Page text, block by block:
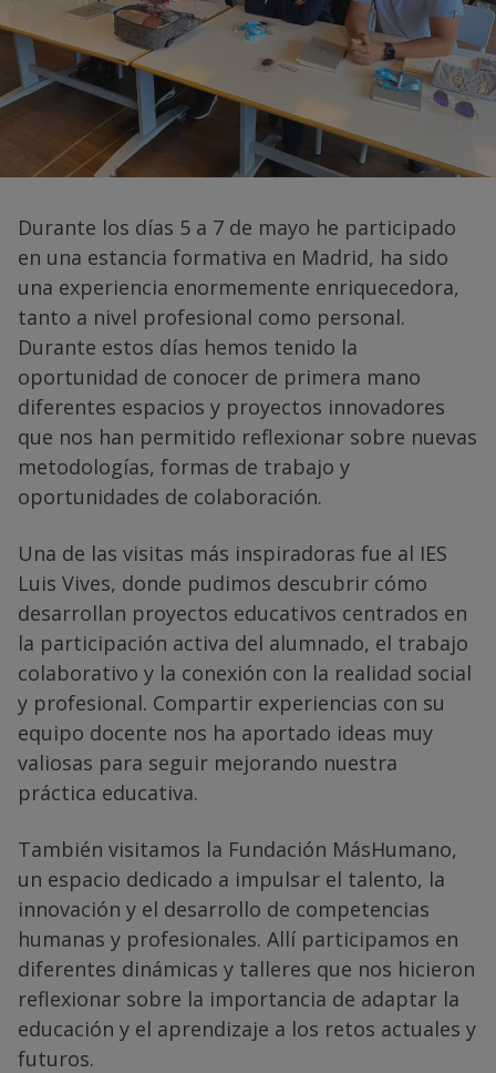
Durante los días 5 a 7 de mayo he participado
en una estancia formativa en Madrid, ha sido
una experiencia enormemente enriquecedora,
tanto a nivel profesional como personal.
Durante estos días hemos tenido la
oportunidad de conocer de primera mano
diferentes espacios y proyectos innovadores
que nos han permitido reflexionar sobre nuevas
metodologías, formas de trabajo y
oportunidades de colaboración.
Una de las visitas más inspiradoras fue al IES
Luis Vives, donde pudimos descubrir cómo
desarrollan proyectos educativos centrados en
la participación activa del alumnado, el trabajo
colaborativo y la conexión con la realidad social
y profesional. Compartir experiencias con su
equipo docente nos ha aportado ideas muy
valiosas para seguir mejorando nuestra
práctica educativa.
También visitamos la Fundación MásHumano,
un espacio dedicado a impulsar el talento, la
innovación y el desarrollo de competencias
humanas y profesionales. Allí participamos en
diferentes dinámicas y talleres que nos hicieron
reflexionar sobre la importancia de adaptar la
educación y el aprendizaje a los retos actuales y
futuros.